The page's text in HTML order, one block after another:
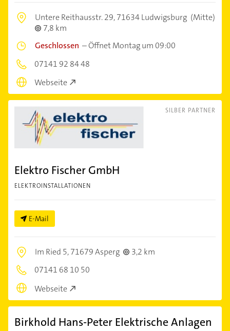
Untere Reithausstr. 29,71634 Ludwigsburg (Mitte)
7,8 km
Geschlossen –Öffnet Montag um 09:00
07141 92 84 48
Webseite
SILBER PARTNER
Elektro Fischer GmbH
ELEKTROINSTALLATIONEN
E-Mail
Im Ried 5,71679 Asperg
3,2 km
07141 68 10 50
Webseite
Birkhold Hans-Peter Elektrische Anlagen